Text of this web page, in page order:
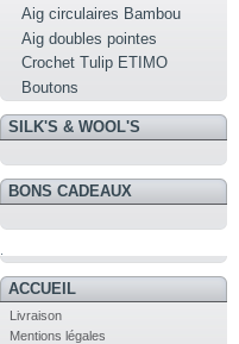
Aig circulaires Bambou
Aig doubles pointes
Crochet Tulip ETIMO
Boutons
SILK'S & WOOL'S
BONS CADEAUX
ACCUEIL
Livraison
Mentions légales